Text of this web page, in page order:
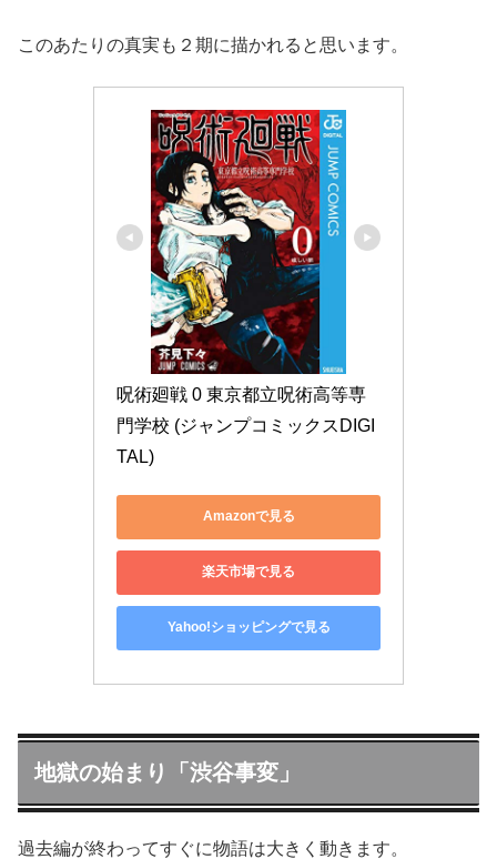
このあたりの真実も２期に描かれると思います。
呪術廻戦 0 東京都立呪術高等専
門学校 (ジャンプコミックスDIGI
TAL)
Amazonで見る
楽天市場で見る
Yahoo!ショッピングで見る
地獄の始まり「渋谷事変」
過去編が終わってすぐに物語は大きく動きます。